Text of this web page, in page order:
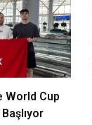
World Cup